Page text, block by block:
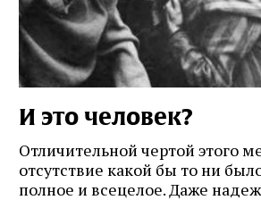
И это человек?
Отличительной чертой этого
отсутствие какой бы то ни
полное и всецелое. Даже